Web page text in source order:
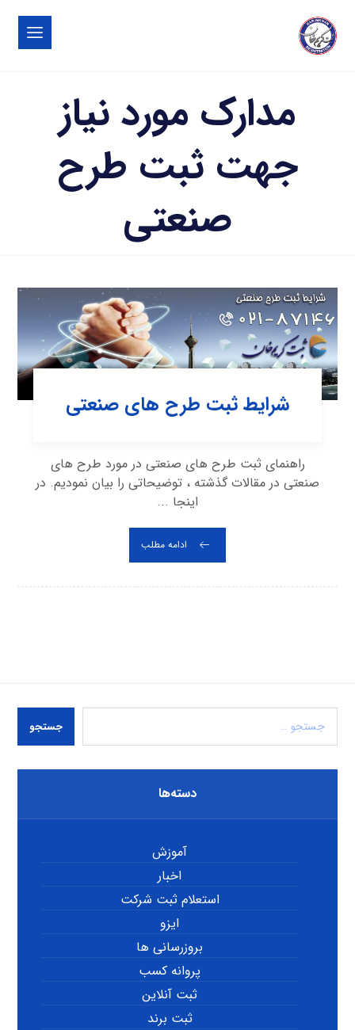
مدارک مورد نیاز
جهت ثبت طرح
صنعتی
شرایط ثبت طرح های صنعتی
راهنمای ثبت طرح های صنعتی در مورد طرح های
صنعتی در مقالات گذشته ، توضیحاتی را بیان نمودیم. در
اینجا ...
ادامه مطلب
جستجو
دسته‌ها
آموزش
اخبار
استعلام ثبت شرکت
ایزو
بروزرسانی ها
پروانه کسب
ثبت آنلاین
ثبت برند